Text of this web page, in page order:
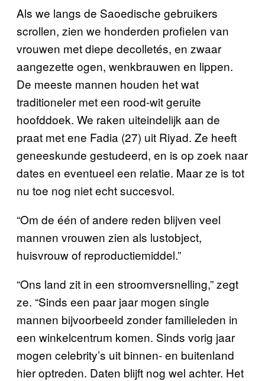
Als we langs de Saoedische gebruikers
scrollen, zien we honderden profielen van
vrouwen met diepe decolletés, en zwaar
aangezette ogen, wenkbrauwen en lippen.
De meeste mannen houden het wat
traditioneler met een rood-wit geruite
hoofddoek. We raken uiteindelijk aan de
praat met ene Fadia (27) uit Riyad. Ze heeft
geneeskunde gestudeerd, en is op zoek naar
dates en eventueel een relatie. Maar ze is tot
nu toe nog niet echt succesvol.
“Om de één of andere reden blijven veel
mannen vrouwen zien als lustobject,
huisvrouw of reproductiemiddel.”
“Ons land zit in een stroomversnelling,” zegt
ze. “Sinds een paar jaar mogen single
mannen bijvoorbeeld zonder familieleden in
een winkelcentrum komen. Sinds vorig jaar
mogen celebrity’s uit binnen- en buitenland
hier optreden. Daten blijft nog wel achter. Het